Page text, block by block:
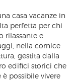
casa vacanze in
perfetta per chi
rilassante e
nella cornice
gestita dalla
edifici storici che
possibile vivere